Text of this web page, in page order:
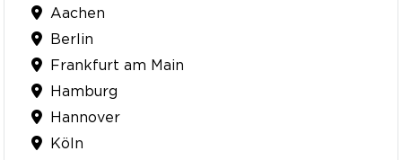
Aachen
Berlin
Frankfurt am Main
Hamburg
Hannover
Köln